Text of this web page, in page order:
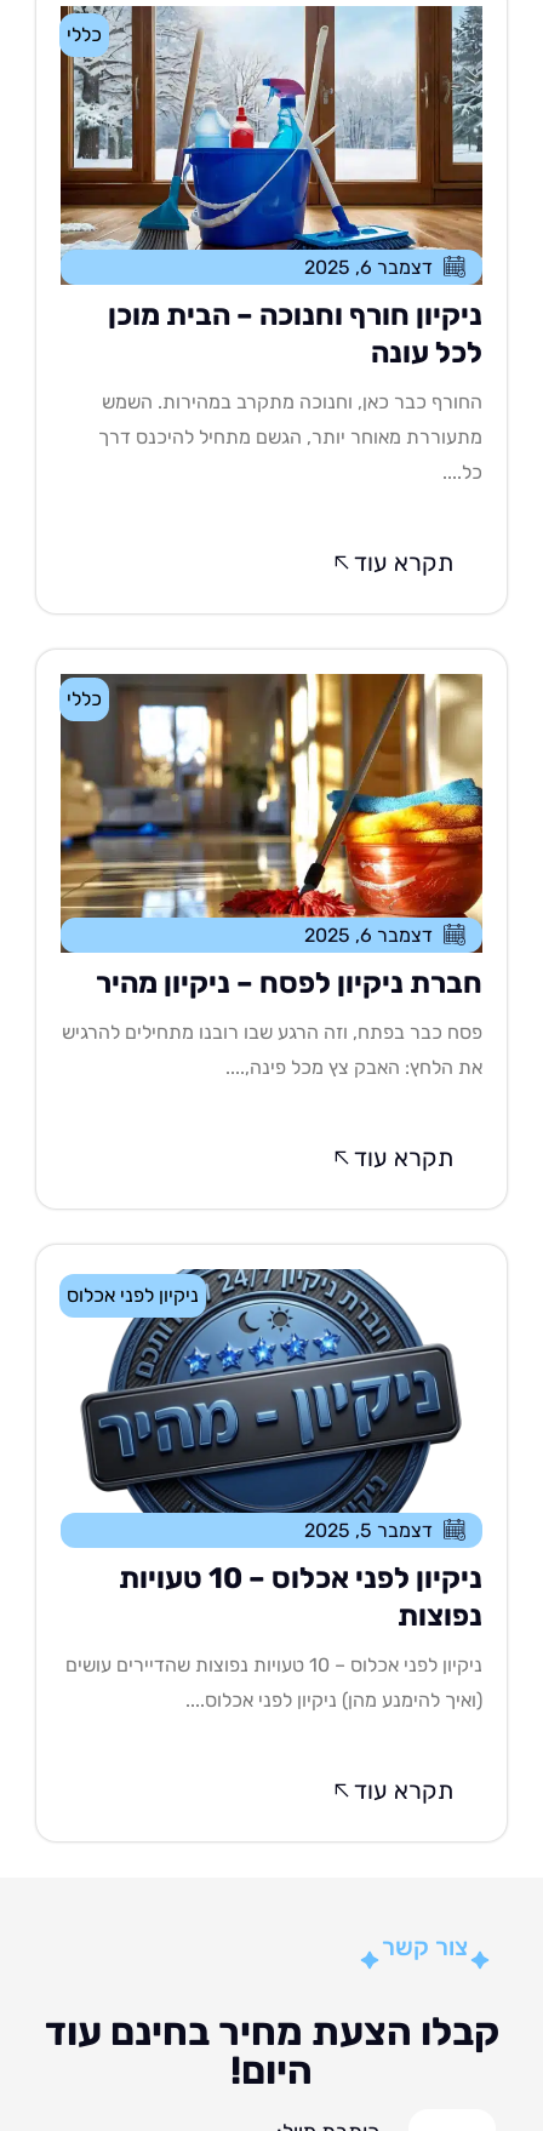
כללי
דצמבר 6, 2025
חורף וחנוכה – הבית מוכן
עונה
כבר כאן, וחנוכה מתקרב במהירות. השמש
מאוחר יותר, הגשם מתחיל להיכנס דרך
תקרא עוד
כללי
דצמבר 6, 2025
ניקיון לפסח – ניקיון מהיר
כבר בפתח, וזה הרגע שבו רובנו מתחילים להרגיש
הלחץ: האבק צץ מכל פינה,....
תקרא עוד
ניקיון לפני אכלוס
דצמבר 5, 2025
ניקיון לפני אכלוס – 10 טעויות
ניקיון לפני אכלוס – 10 טעויות נפוצות שהדיירים עושים
להימנע מהן) ניקיון לפני אכלוס....
תקרא עוד
צור קשר
הצעת מחיר בחינם עוד
היום!